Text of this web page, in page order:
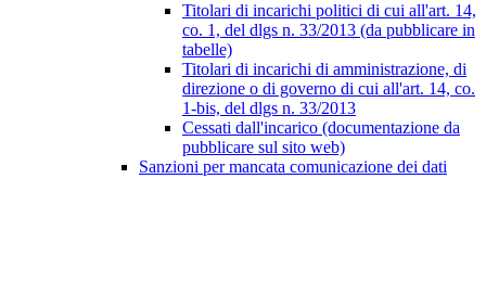
Titolari di incarichi politici di cui all'art. 14,
co. 1, del dlgs n. 33/2013 (da pubblicare in
tabelle)
Titolari di incarichi di amministrazione, di
direzione o di governo di cui all'art. 14, co.
1-bis, del dlgs n. 33/2013
Cessati dall'incarico (documentazione da
pubblicare sul sito web)
Sanzioni per mancata comunicazione dei dati